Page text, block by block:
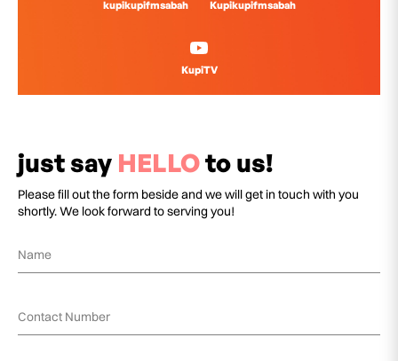
kupikupifmsabah Kupikupifmsabah
KupiTV
just say HELLOto us!
Please fill out the form beside and we will get in touch with you
shortly. We look forward to serving you!